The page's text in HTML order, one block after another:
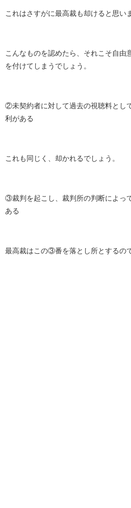
これはさすがに最高裁も却けると思い
こんなものを認めたら、それこそ自由
を付けてしまうでしょう。
②未契約者に対して過去の視聴料とし
利がある
これも同じく、却かれるでしょう。
③裁判を起こし、裁判所の判断によっ
ある
最高裁はこの③番を落とし所とするの